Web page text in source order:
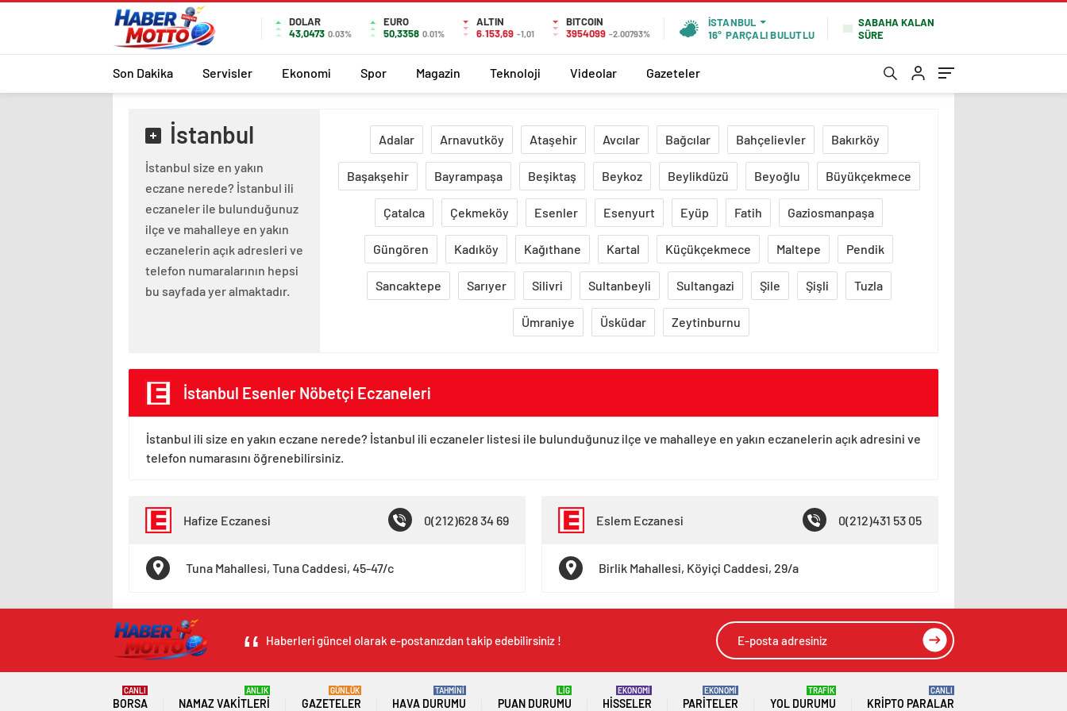
DOLAR
43,0473 0.03%
EURO
50,3358 0.01%
ALTIN
6.153,69 -1,01
BITCOIN
3954099 -2.00793%
İSTANBUL
16° PARÇALI BULUTLU
SABAHA KALAN
SÜRE
Son Dakika Servisler Ekonomi Spor Magazin Teknoloji Videolar Gazeteler
İstanbul
İstanbul size en yakın
eczane nerede? İstanbul ili
eczaneler ile bulunduğunuz
ilçe ve mahalleye en yakın
eczanelerin açık adresleri ve
telefon numaralarının hepsi
bu sayfada yer almaktadır.
Adalar Arnavutköy Ataşehir Avcılar Bağcılar Bahçelievler Bakırköy
Başakşehir Bayrampaşa Beşiktaş Beykoz Beylikdüzü Beyoğlu Büyükçekmece
Çatalca Çekmeköy Esenler Esenyurt Eyüp Fatih Gaziosmanpaşa
Güngören Kadıköy Kağıthane Kartal Küçükçekmece Maltepe Pendik
Sancaktepe Sarıyer Silivri Sultanbeyli Sultangazi Şile Şişli Tuzla
Ümraniye Üsküdar Zeytinburnu
İstanbul Esenler Nöbetçi Eczaneleri
İstanbul ili size en yakın eczane nerede? İstanbul ili eczaneler listesi ile bulunduğunuz ilçe ve mahalleye en yakın eczanelerin açık adresini ve
telefon numarasını öğrenebilirsiniz.
Hafize Eczanesi 0(212)628 34 69
Tuna Mahallesi, Tuna Caddesi, 45-47/c
Eslem Eczanesi 0(212)431 53 05
Birlik Mahallesi, Köyiçi Caddesi, 29/a
Haberleri güncel olarak e-postanızdan takip edebilirsiniz !
BORSA
CANLI
NAMAZ VAKITLERI
ANLIK
GAZETELER
GÜNLÜK
HAVA DURUMU
TAHMİNİ
PUAN DURUMU
LİG
HISSELER
EKONOMİ
PARITELER
EKONOMİ
YOL DURUMU
TRAFİK
KRIPTO PARALAR
CANLI